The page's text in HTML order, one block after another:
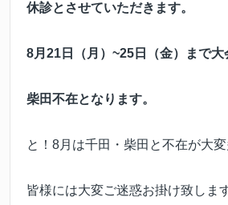
休診とさせていただきます。
8月21日（月）~25日（金）まで大
柴田不在となります。
と！8月は千田・柴田と不在が大変
皆様には大変ご迷惑お掛け致しま